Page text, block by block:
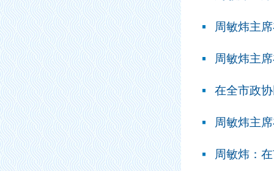
周敏炜主
周敏炜主
周敏炜主
周敏炜：